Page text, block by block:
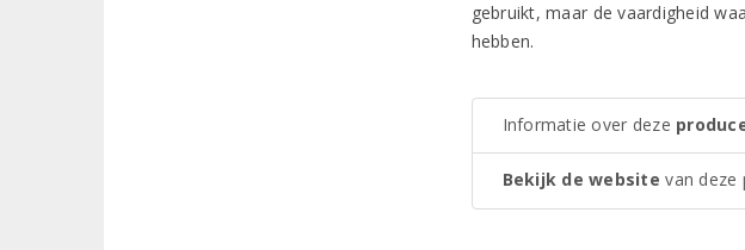
gebruikt, maar de vaardigheid
hebben.
Informatie over deze
Bekijk de website van deze